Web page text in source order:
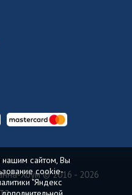
Хоум© 2016 - 2026
нашим сайтом, Вы
cookie-
"Яндекс